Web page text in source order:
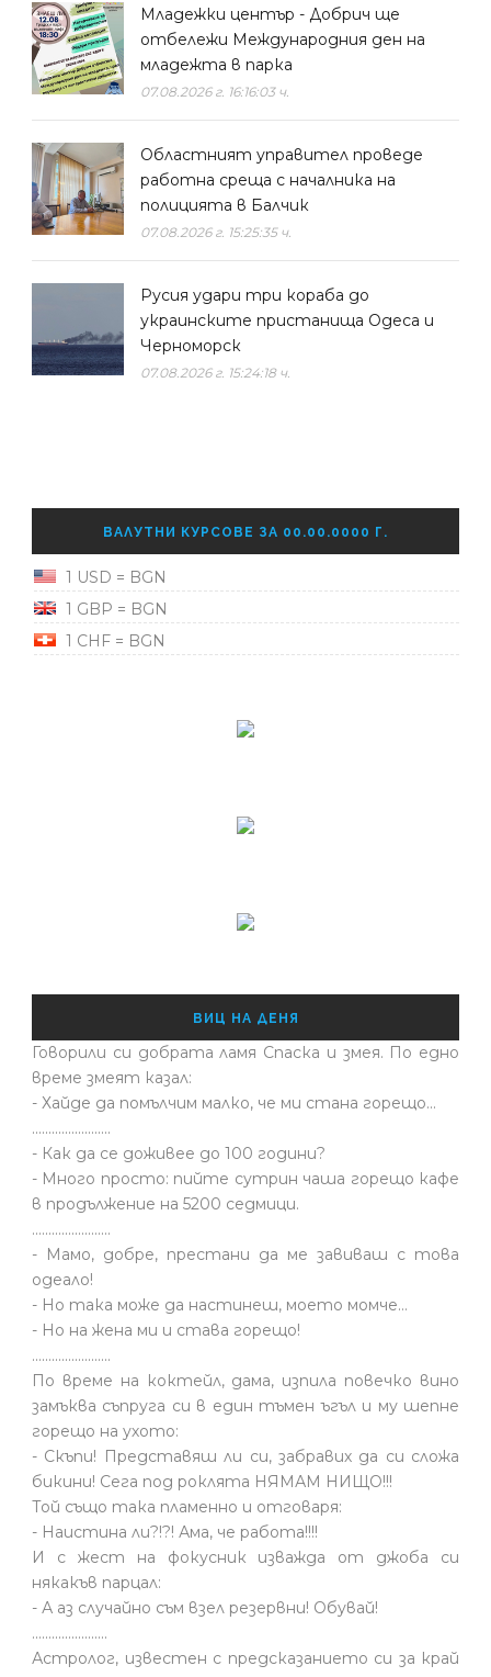
Младежки център - Добрич ще
отбележи Международния ден на
младежта в парка
07.08.2026 г. 16:16:03 ч.
Областният управител проведе
работна среща с началника на
полицията в Балчик
07.08.2026 г. 15:25:35 ч.
Русия удари три кораба до
украинските пристанища Одеса и
Черноморск
07.08.2026 г. 15:24:18 ч.
ВАЛУТНИ КУРСОВЕ ЗА 00.00.0000 Г.
1 USD = BGN
1 GBP = BGN
1 CHF = BGN
ВИЦ НА ДЕНЯ
Говорили си добрата ламя Спаска и змея. По едно
време змеят казал:
- Хайде да помълчим малко, че ми стана горещо...
........................
- Как да се доживее до 100 години?
- Много просто: пийте сутрин чаша горещо кафе
в продължение на 5200 седмици.
........................
- Мамо, добре, престани да ме завиваш с това
одеало!
- Но така може да настинеш, моето момче…
- Но на жена ми и става горещо!
........................
По време на коктейл, дама, изпила повечко вино
замъква съпруга си в един тъмен ъгъл и му шепне
горещо на ухото:
- Скъпи! Представяш ли си, забравих да си сложа
бикини! Сега под роклята НЯМАМ НИЩО!!!
Той също така пламенно и отговаря:
- Наистина ли?!?! Ама, че работа!!!!
И с жест на фокусник изважда от джоба си
някакъв парцал:
- А аз случайно съм взел резервни! Обувай!
.......................
Астролог, известен с предсказанието си за край